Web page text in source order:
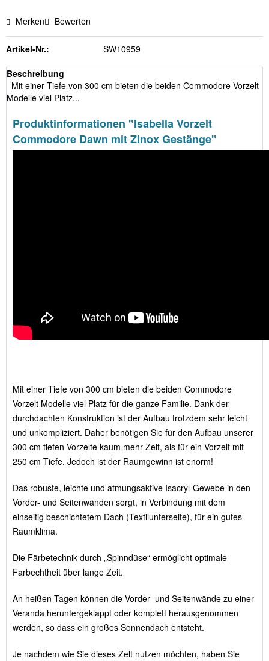
Merken Bewerten
Artikel-Nr.: SW10959
Beschreibung
Mit einer Tiefe von 300 cm bieten die beiden Commodore Vorzelt
Modelle viel Platz...
Produktinformationen "Isabella Vorzelt
Commodore Dawn mit Zinox Gestänge"
Mit einer Tiefe von 300 cm bieten die beiden Commodore
Vorzelt Modelle viel Platz für die ganze Familie. Dank der
durchdachten Konstruktion ist der Aufbau trotzdem sehr leicht
und unkompliziert. Daher benötigen Sie für den Aufbau unserer
300 cm tiefen Vorzelte kaum mehr Zeit, als für ein Vorzelt mit
250 cm Tiefe. Jedoch ist der Raumgewinn ist enorm!
Das robuste, leichte und atmungsaktive Isacryl-Gewebe in den
Vorder- und Seitenwänden sorgt, in Verbindung mit dem
einseitig beschichtetem Dach (Textilunterseite), für ein gutes
Raumklima.
Die Färbetechnik durch „Spinndüse“ ermöglicht optimale
Farbechtheit über lange Zeit.
An heißen Tagen können die Vorder- und Seitenwände zu einer
Veranda heruntergeklappt oder komplett herausgenommen
werden, so dass ein großes Sonnendach entsteht.
Je nachdem wie Sie dieses Zelt nutzen möchten, haben Sie